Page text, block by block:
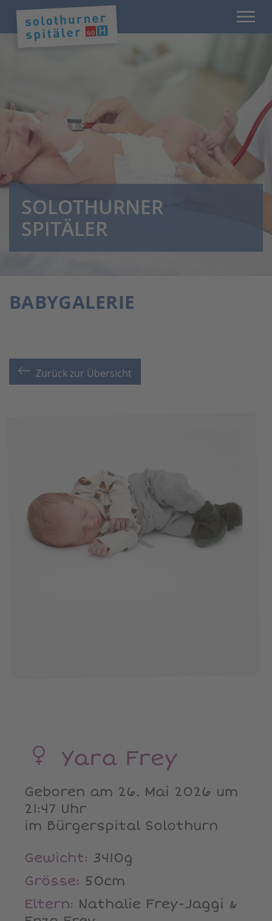
SOLOTHURNER
SPITÄLER
BABYGALERIE
Zurück zur Übersicht
Yara Frey
Geboren am 26. Mai 2026 um
21:47 Uhr
im Bürgerspital Solothurn
Gewicht: 3410g
Grösse: 50cm
Eltern: Nathalie Frey-Jaggi &